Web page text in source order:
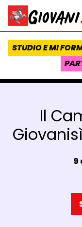
Vai al contenuto
Homepage
STUDIO E MI
Il
9